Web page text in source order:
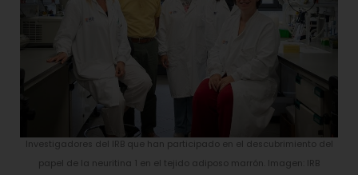
Investigadores del IRB que han participado en el descubrimiento del
papel de la neuritina 1 en el tejido adiposo marrón. Imagen: IRB